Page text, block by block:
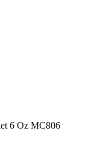
6 Oz MC806